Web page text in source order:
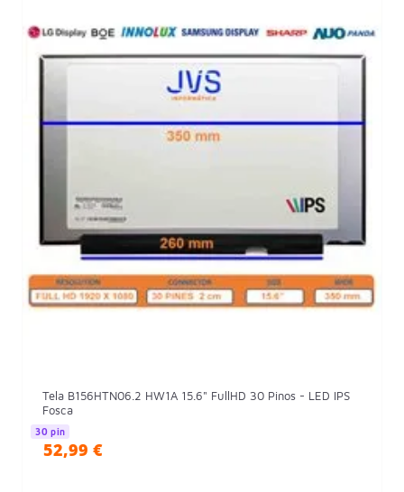
Tela B156HTN06.2 HW1A 15.6" FullHD 30 Pinos - LED IPS
Fosca
30 pin
52,99 €